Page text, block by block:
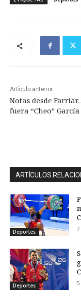
Artículo anterior
Notas desde
fuera “Cheo” García
ARTÍCULOS
Deportes 7
Deportes